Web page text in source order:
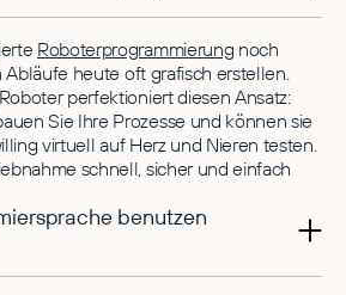
Roboterprogrammierung noch
Abläufe heute oft grafisch erstellen.
perfektioniert diesen Ansatz:
Sie Ihre Prozesse und können sie
virtuell auf Herz und Nieren testen.
schnell, sicher und einfach
benutzen